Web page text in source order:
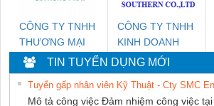
CÔNG TY TNHH
THƯƠNG MẠI
DỊCH VỤ KỸ
THUẬT ĐIỆN CƠ
GIA HƯNG PHÁT
CÔNG TY TNHH
KINH DOANH
DỊCH VỤ XNK
PHƯƠNG NAM
TIN TUYỂN DỤNG MỚI
Tuyển gấp nhân viên Kỹ Thuật - Cty SMC
Mô tả công việc Đảm nhiệm công việc